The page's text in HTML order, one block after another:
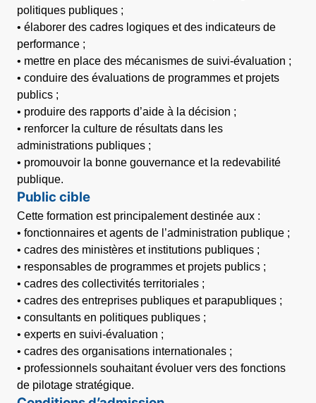
politiques publiques ;
• élaborer des cadres logiques et des indicateurs de
performance ;
• mettre en place des mécanismes de suivi-évaluation ;
• conduire des évaluations de programmes et projets
publics ;
• produire des rapports d’aide à la décision ;
• renforcer la culture de résultats dans les
administrations publiques ;
• promouvoir la bonne gouvernance et la redevabilité
publique.
Public cible
Cette formation est principalement destinée aux :
• fonctionnaires et agents de l’administration publique ;
• cadres des ministères et institutions publiques ;
• responsables de programmes et projets publics ;
• cadres des collectivités territoriales ;
• cadres des entreprises publiques et parapubliques ;
• consultants en politiques publiques ;
• experts en suivi-évaluation ;
• cadres des organisations internationales ;
• professionnels souhaitant évoluer vers des fonctions
de pilotage stratégique.